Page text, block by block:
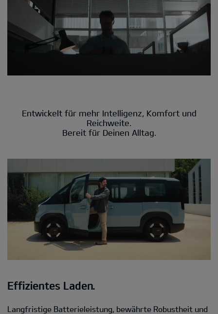
Entwickelt für mehr Intelligenz, Komfort und
Reichweite.
Bereit für Deinen Alltag.
Effizientes Laden.
Langfristige Batterieleistung, bewährte Robustheit und